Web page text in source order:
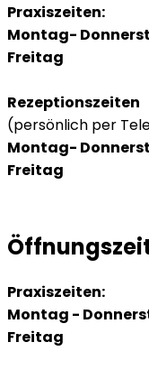
Praxiszeiten:
Montag-
Freitag
Rezeptionszeiten
(persönlich per
Montag-
Freitag
Praxiszeiten:
Montag -
Freitag
7.30